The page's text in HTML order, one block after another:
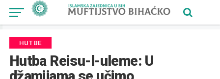
HUTBE
Hutba Reisu-l-uleme: U